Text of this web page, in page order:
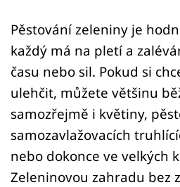
Pěstování zeleniny je
každý má na pletí a
času nebo sil. Pokud si
ulehčit, můžete většinu
samozřejmě i květiny,
samozavlažovacích
nebo dokonce ve velkých
Zeleninovou zahradu bez